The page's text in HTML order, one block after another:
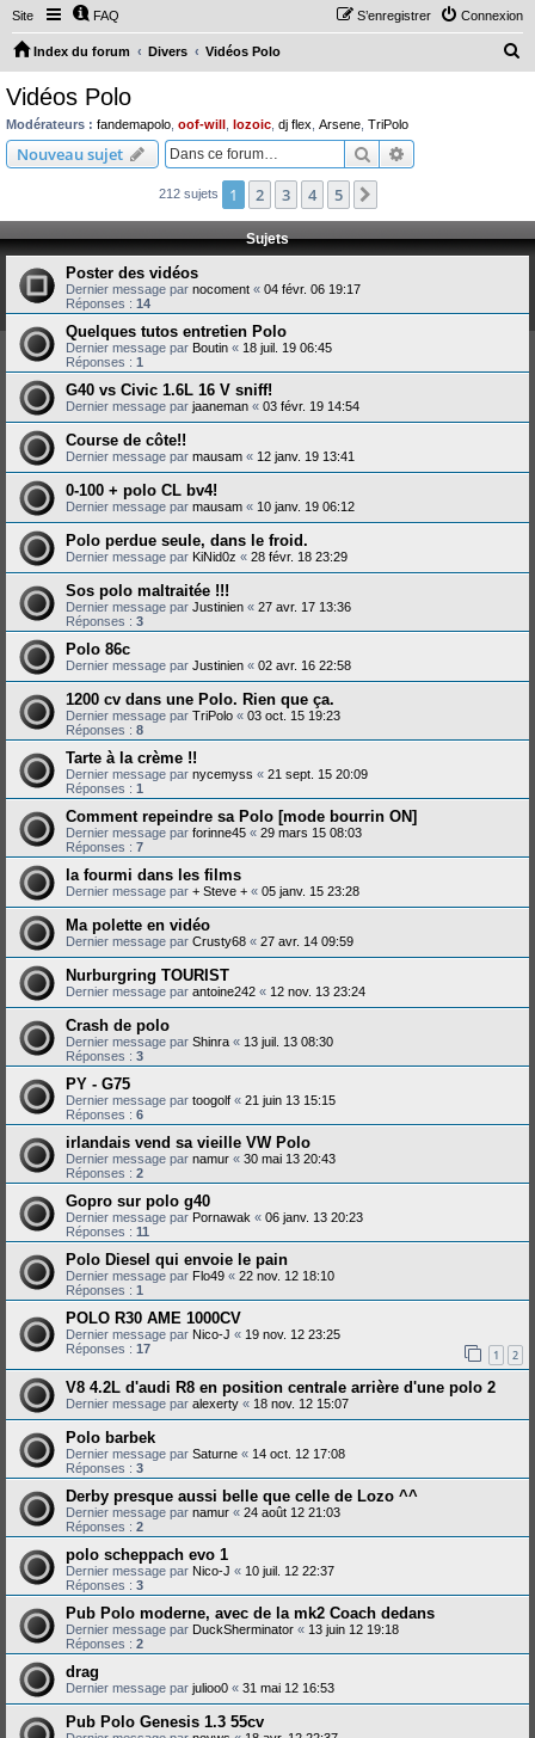
Site FAQ Connexion
S’enregistrer
Index du forum Divers Vidéos Polo
c
h
Vidéos Polo
Modérateurs : fandemapolo oof-will lozoic dj flex Arsene TriPolo
Nouveau sujet Rechercher
212 sujets 1 2 3 4 5
Sujets
Poster des vidéos
Dernier message par nocoment « 04 févr. 06 19:17
Réponses : 14
Quelques tutos entretien Polo
Dernier message par Boutin « 18 juil. 19 06:45
Réponses : 1
G40 vs Civic 1.6L 16 V sniff!
Dernier message par jaaneman « 03 févr. 19 14:54
Course de côte!!
Dernier message par mausam « 12 janv. 19 13:41
0-100 + polo CL bv4!
Dernier message par mausam « 10 janv. 19 06:12
Polo perdue seule, dans le froid.
Dernier message par KiNid0z « 28 févr. 18 23:29
Sos polo maltraitée !!!
Dernier message par Justinien « 27 avr. 17 13:36
Réponses : 3
Polo 86c
Dernier message par Justinien « 02 avr. 16 22:58
1200 cv dans une Polo. Rien que ça.
Dernier message par TriPolo « 03 oct. 15 19:23
Réponses : 8
Tarte à la crème !!
Dernier message par nycemyss « 21 sept. 15 20:09
Réponses : 1
Comment repeindre sa Polo [mode bourrin ON]
Dernier message par forinne45 « 29 mars 15 08:03
Réponses : 7
la fourmi dans les films
Dernier message par + Steve + « 05 janv. 15 23:28
Ma polette en vidéo
Dernier message par Crusty68 « 27 avr. 14 09:59
Nurburgring TOURIST
Dernier message par antoine242 « 12 nov. 13 23:24
Crash de polo
Dernier message par Shinra « 13 juil. 13 08:30
Réponses : 3
PY - G75
Dernier message par toogolf « 21 juin 13 15:15
Réponses : 6
irlandais vend sa vieille VW Polo
Dernier message par namur « 30 mai 13 20:43
Réponses : 2
Gopro sur polo g40
Dernier message par Pornawak « 06 janv. 13 20:23
Réponses : 11
Polo Diesel qui envoie le pain
Dernier message par Flo49 « 22 nov. 12 18:10
Réponses : 1
POLO R30 AME 1000CV
Dernier message par Nico-J « 19 nov. 12 23:25
Réponses : 17 1 2
V8 4.2L d'audi R8 en position centrale arrière d'une polo 2
Dernier message par alexerty « 18 nov. 12 15:07
Polo barbek
Dernier message par Saturne « 14 oct. 12 17:08
Réponses : 3
Derby presque aussi belle que celle de Lozo ^^
Dernier message par namur « 24 août 12 21:03
Réponses : 2
polo scheppach evo 1
Dernier message par Nico-J « 10 juil. 12 22:37
Réponses : 3
Pub Polo moderne, avec de la mk2 Coach dedans
Dernier message par DuckSherminator « 13 juin 12 19:18
Réponses : 2
drag
Dernier message par julioo0 « 31 mai 12 16:53
Pub Polo Genesis 1.3 55cv